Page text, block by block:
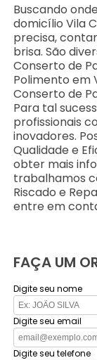
Buscando
domicílio Vila
precisa,
brisa. São
Conserto de
Polimento em
Conserto de
Para tal
profissionais
inovadores.
Qualidade e
obter mais
trabalhamos
Riscado e
entre em
FAÇA UM
Digite seu nome
Digite seu email
Digite seu telefone